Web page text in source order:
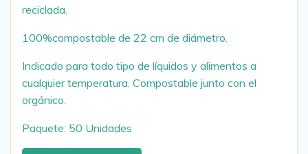
reciclada.
100%compostable de 22 cm de diámetro.
Indicado para todo tipo de líquidos y alimentos a
cualquier temperatura. Compostable junto con el
orgánico.
Paquete: 50 Unidades